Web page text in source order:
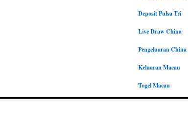
Deposit Pulsa Tri
Live Draw China
Pengeluaran China
Keluaran Macau
Togel Macau